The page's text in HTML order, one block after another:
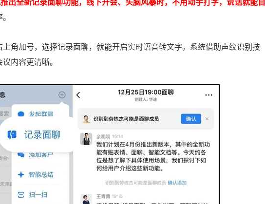
出全新记录面聊功能，线下开会、头脑风暴时，不用动手打字，说话就能自
角加号，选择记录面聊，就能开启实时语音转文字。系统借助声纹识别技
内容更清晰。